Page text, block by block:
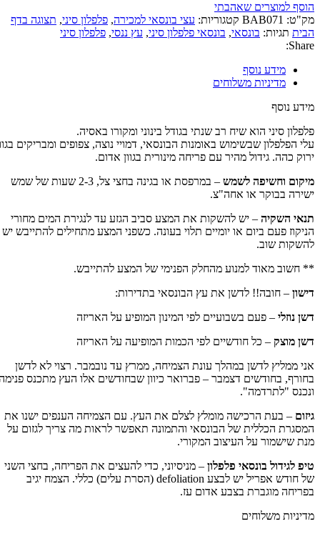
הוסף למוצרים שאהבתי
מק"ט: BAB071 קטגוריות: עצי בונסאי למכירה, פלפלון סיני, תצוגה בדף
הבית תגיות: בונסאי, בונסאי פלפלון סיני, עץ ננסי, פלפלון סיני
Share:
מידע נוסף
מדיניות משלוחים
מידע נוסף
פלפלון סיני הוא שיח רב שנתי בגודל בינוני ומקורו באסיה.
עלי הפלפלון שבשימוש באומנות הבונסאי, דמויי נוצה, צפופים ומבריקים
ירוק כהה. גידול מהיר עם פריחה מינורית בגוון אדום.
מיקום וחשיפה לשמש
– במרפסת או בגינה בחצי צל, 2-3 שעות של שמש
ישירה בבוקר או אחה"צ.
תנאי השקיה – יש להשקות את המצע סביב הגזע עד לנגירת המים מחורי
הניקוז פעם ביום או יומיים תלוי בעונה. כשפני המצע מתחילים להתייבש יש
להשקות שוב.
** חשוב מאוד למנוע מהחלק הפנימי של המצע להתייבש.
דישון – חובה!! לדשן את עץ הבונסאי בתדירות:
דשן נוזלי – פעם בשבועיים לפי המינון המופיע על האריזה
דשן מוצק – כל חודשיים לפי הכמות המופיעה על האריזה
אני ממליץ לדשן במהלך עונת הצמיחה, ממרץ עד נובמבר. רצוי לא לדשן
בחורף, בחודשים דצמבר – פברואר כיוון שבחודשים אלו העץ מתכנס
ונכנס "לתרדמה".
גיזום – בעת הרכישה מומלץ לצלם את העץ. עם הצמיחה הענפים ישנו את
המסגרת הכללית של הבונסאי והתמונה תאפשר לראות מה צריך לגזום על
מנת שישמור על העיצוב המקורי.
טיפ לגידול בונסאי פלפלון – מניסיוני, כדי להעצים את הפריחה, בחצי השני
של חודש אפריל יש לבצע defoliation (הסרת עלים) כללי. הצמח יגיב
בפריחה מוגברת בצבע אדום עז.
מדיניות משלוחים